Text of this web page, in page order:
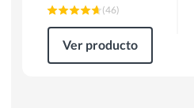
(46)
Ver producto